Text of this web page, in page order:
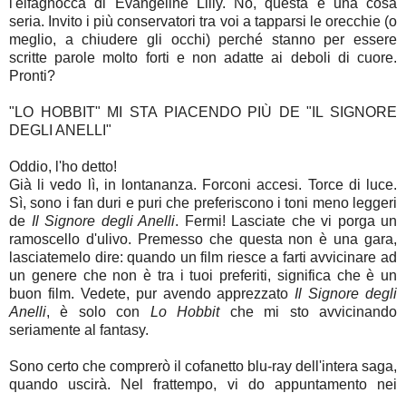
seria. Invito i più conservatori tra voi a tapparsi le orecchie (o
meglio, a chiudere gli occhi) perché stanno per essere
scritte parole molto forti e non adatte ai deboli di cuore.
Pronti?
"LO HOBBIT" MI STA PIACENDO PIÙ DE "IL SIGNORE
DEGLI ANELLI"
Oddio, l'ho detto!
Già li vedo lì, in lontananza. Forconi accesi. Torce di luce.
Sì, sono i fan duri e puri che preferiscono i toni meno leggeri
de Il Signore degli Anelli. Fermi! Lasciate che vi porga un
ramoscello d'ulivo. Premesso che questa non è una gara,
lasciatemelo dire: quando un film riesce a farti avvicinare ad
un genere che non è tra i tuoi preferiti, significa che è un
buon film. Vedete, pur avendo apprezzato Il Signore degli
Anelli, è solo con Lo Hobbitche mi sto avvicinando
seriamente al fantasy.
Sono certo che comprerò il cofanetto blu-ray dell'intera saga,
quando uscirà. Nel frattempo, vi do appuntamento nei